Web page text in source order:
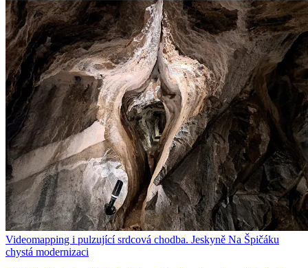
Videomapping i pulzující srdcová chodba. Jeskyně Na Špičáku
chystá modernizaci